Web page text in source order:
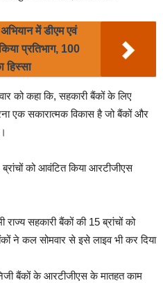
में डीएम एवं
प्रतिभाग, 100
हिस्सा
को कहा कि, सहकारी बैंकों के लिए
एक सकारात्मक विकास है जो बैंकों और
को आवंटित किया आरटीजीएस
राज्य सहकारी बैंकों की 15 ब्रांचों को
ने कल सोमवार से इसे लाइव भी कर दिया
बैंकों के आरटीजीएस के मातहत काम